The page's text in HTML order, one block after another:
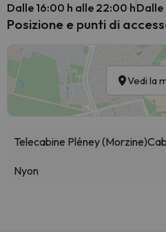
Dalle 16:00 h alle 22:00 hDalle
Posizione e punti di
Vedi la
Telecabine Pléney (Morzine)
Nyon